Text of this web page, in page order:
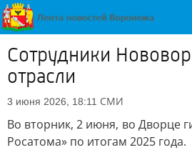
Сотрудники
отрасли
3 июня 2026, 18:11 СМИ
Во вторник, 2 июня, во Дворце
Росатома» по итогам 2025 года.